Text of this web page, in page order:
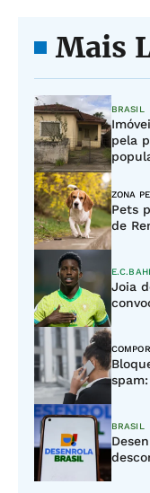
Mais
BRASIL
pela
ZONA
Pets
de
Joia
BRASIL